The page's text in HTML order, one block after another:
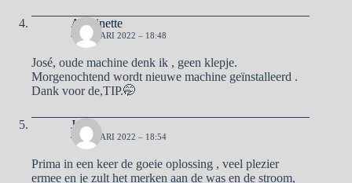
Antoinette
4 JANUARI 2022 – 18:48
José, oude machine denk ik , geen klepje.
Morgenochtend wordt nieuwe machine geïnstalleerd .
Dank voor de,TIP.🤭
José
4 JANUARI 2022 – 18:54
Prima in een keer de goeie oplossing , veel plezier
ermee en je zult het merken aan de was en de stroom,